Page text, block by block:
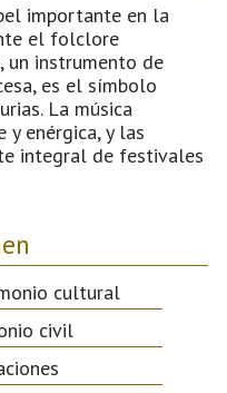
importante en la
el folclore
un instrumento de
es el símbolo
La música
enérgica, y las
integral de festivales
cultural
civil